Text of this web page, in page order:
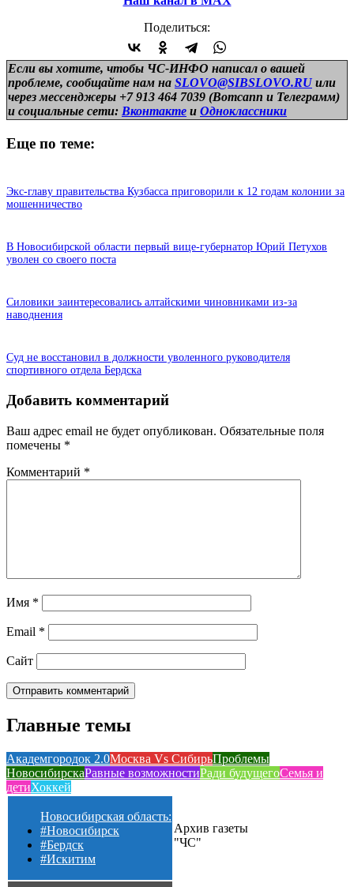
Поделиться:
Если вы хотите, чтобы ЧС-ИНФО написал о вашей
проблеме, сообщайте нам на SLOVO@SIBSLOVO.RU или
через мессенджеры +7 913 464 7039 (Вотсапп и Телеграмм)
и социальные сети: Вконтакте и Одноклассники
Еще по теме:
Экс-главу правительства Кузбасса приговорили к 12 годам колонии за
мошенничество
В Новосибирской области первый вице-губернатор Юрий Петухов
уволен со своего поста
Силовики заинтересовались алтайскими чиновниками из-за
наводнения
Суд не восстановил в должности уволенного руководителя
спортивного отдела Бердска
Добавить комментарий
Ваш адрес email не будет опубликован. Обязательные поля
помечены *
Комментарий *
Имя *
Email *
Сайт
Главные темы
Академгородок 2.0Москва Vs СибирьПроблемы
НовосибирскаРавные возможностиРади будущегоСемья и
детиХоккей
Новосибирская область:
#Новосибирск
#Бердск
#Искитим
Архив газеты
"ЧС"